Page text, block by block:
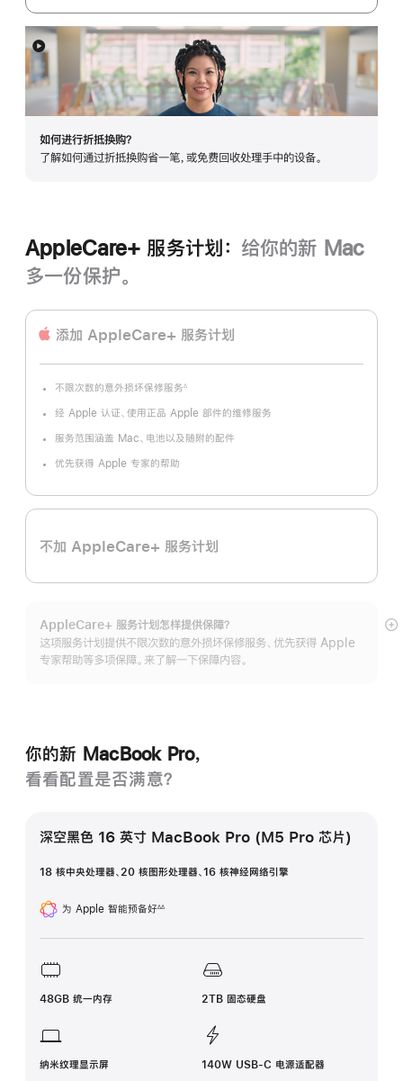
如何进行折抵换购？
了解如何通过折抵换购省一笔，或免费回收处理手中的设备。
展
开
AppleCare+ 服务计划： 给你的新 Mac
多一份保护。
添加 AppleCare+ 服务计划
不限次数的意外损坏保修服务∆
经 Apple 认证、使用正品 Apple 部件的维修服务
服务范围涵盖 Mac、电池以及随附的配件
优先获得 Apple 专家的帮助
不加 AppleCare+ 服务计划
AppleCare+ 服务计划怎样提供保⁠障？
这项服务计划提供不限次数的意外损坏保修服务、优先获得 Apple
专家帮助等多项保障。来了解一下保障内容。
展
你的新 MacBook Pro，
看看配置是否满意？
深空黑色 16 英寸 MacBook Pro (M5 Pro 芯片)
18 核中央处理器、20 核图形处理器、16 核神经网络引擎
为 Apple 智能预备好∆∆
48GB 统一内存 2TB 固态硬盘
纳米纹理显示屏 140W USB-C 电源适配器